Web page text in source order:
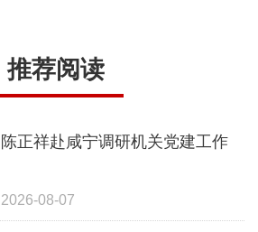
推荐阅读
陈正祥赴咸宁调研机关党建工作
2026-08-07